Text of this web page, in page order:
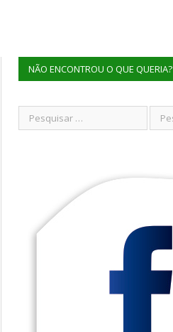
NÃO ENCONTROU O QUE QUERIA?